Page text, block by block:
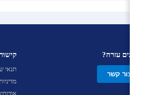
צריכים עזרה?
צור קשר
תנאי